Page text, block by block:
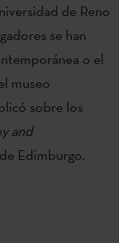
de Reno
se han
o el
museo
sobre los
and
de Edimburgo.